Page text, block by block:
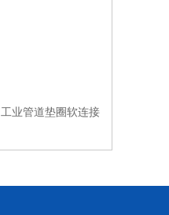
工业管道垫圈软连接